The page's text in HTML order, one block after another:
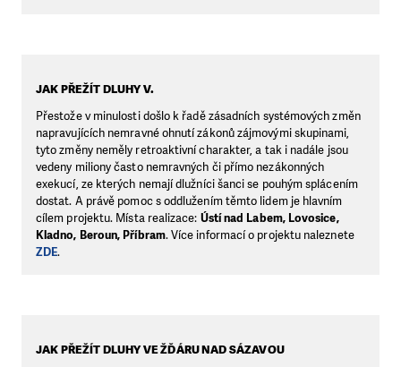
JAK PŘEŽÍT DLUHY V.
Přestože v minulosti došlo k řadě zásadních systémových změn
napravujících nemravné ohnutí zákonů zájmovými skupinami,
tyto změny neměly retroaktivní charakter, a tak i nadále jsou
vedeny miliony často nemravných či přímo nezákonných
exekucí, ze kterých nemají dlužníci šanci se pouhým splácením
dostat. A právě pomoc s oddlužením těmto lidem je hlavním
cílem projektu. Místa realizace: Ústí nad Labem, Lovosice,
Kladno, Beroun, Příbram. Více informací o projektu naleznete
ZDE.
JAK PŘEŽÍT DLUHY VE ŽĎÁRU NAD SÁZAVOU